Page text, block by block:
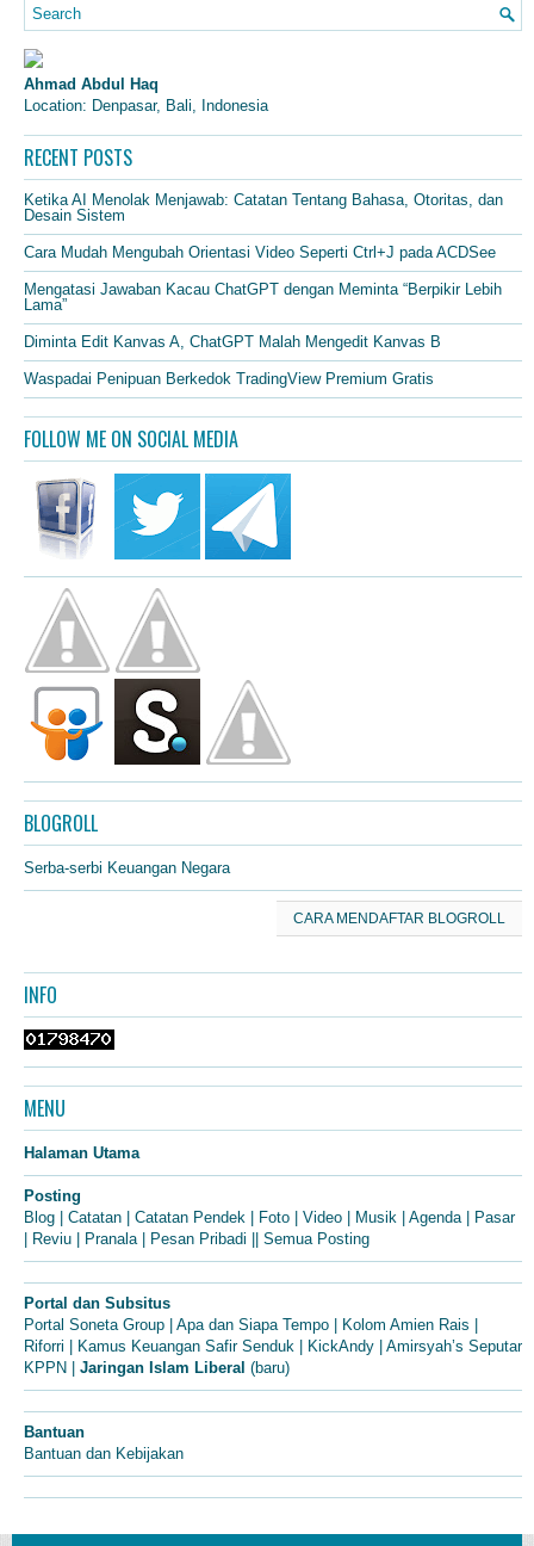
Ahmad Abdul Haq
Location: Denpasar, Bali, Indonesia
RECENT POSTS
Ketika AI Menolak Menjawab: Catatan Tentang Bahasa, Otoritas, dan
Desain Sistem
Cara Mudah Mengubah Orientasi Video Seperti Ctrl+J pada ACDSee
Mengatasi Jawaban Kacau ChatGPT dengan Meminta “Berpikir Lebih
Lama”
Diminta Edit Kanvas A, ChatGPT Malah Mengedit Kanvas B
Waspadai Penipuan Berkedok TradingView Premium Gratis
FOLLOW ME ON SOCIAL MEDIA
BLOGROLL
Serba-serbi Keuangan Negara
CARA MENDAFTAR BLOGROLL
INFO
MENU
Halaman Utama
Posting
Blog
Catatan Catatan Pendek Foto Video Musik Agenda|
Pasar
Reviu Pranala| Pesan Pribadi Semua Posting
Portal dan Subsitus
Portal Soneta Group
Apa dan Siapa Tempo Kolom Amien Rais
Riforri
Kamus Keuangan Safir Senduk KickAndy
Amirsyah’s Seputar
KPPN
Jaringan Islam Liberal (baru)
Bantuan
Bantuan dan Kebijakan